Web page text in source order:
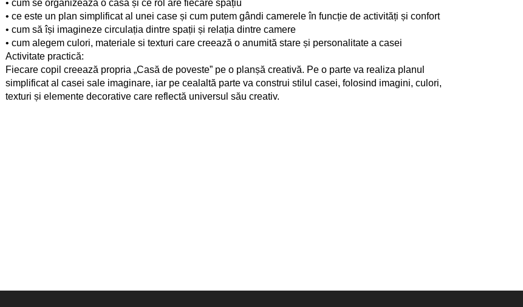
• cum se organizează o casă și ce rol are fiecare spațiu
• ce este un plan simplificat al unei case și cum putem gândi camerele în funcție de activități și confort
• cum să își imagineze circulația dintre spații și relația dintre camere
• cum alegem culori, materiale si texturi care creează o anumită stare și personalitate a casei
Activitate practică:
Fiecare copil creează propria „Casă de poveste” pe o planșă creativă. Pe o parte va realiza planul
simplificat al casei sale imaginare, iar pe cealaltă parte va construi stilul casei, folosind imagini, culori,
texturi și elemente decorative care reflectă universul său creativ.